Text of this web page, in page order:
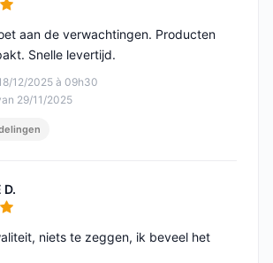
5 van 5
12/2025 à 09h30
29/11/2025
aan de verwachtingen. Producten
Snelle levertijd.
D.
5 van 5
niets te zeggen, ik beveel het